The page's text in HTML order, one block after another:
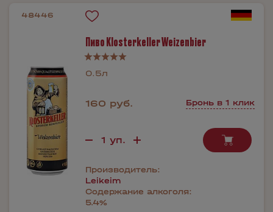
48446
Пиво Klosterkeller Weizenbier
0.5л
160 руб. Бронь в 1 клик
Производитель:
Leikeim
Содержание алкоголя:
5.4%